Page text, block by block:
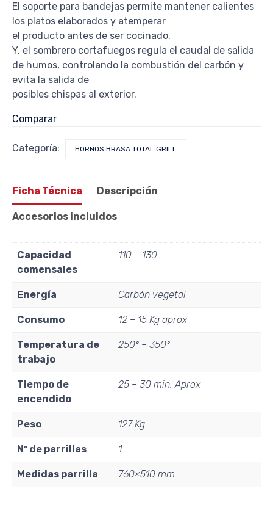
El soporte para bandejas permite mantener calientes
los platos elaborados y atemperar
el producto antes de ser cocinado.
Y, el sombrero cortafuegos regula el caudal de salida
de humos, controlando la combustión del carbón y
evita la salida de
posibles chispas al exterior.
Comparar
Categoría: HORNOS BRASA TOTAL GRILL
Ficha Técnica Descripción
Accesorios incluidos
Capacidad
comensales
110 – 130
Energía Carbón vegetal
Consumo 12 – 15 Kg aprox
Temperatura de
trabajo
250º – 350º
Tiempo de
encendido
25 – 30 min. Aprox
Peso 127 Kg
Nº de parrillas 1
Medidas parrilla 760×510 mm